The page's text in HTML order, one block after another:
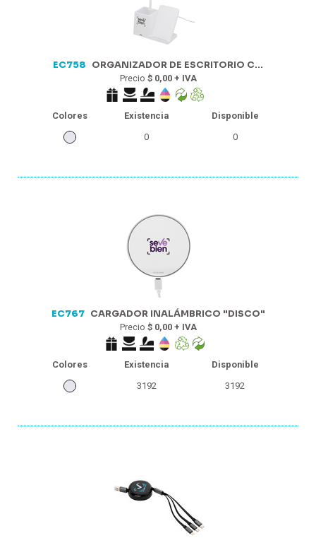
EC758 ORGANIZADOR DE ESCRITORIO C...
Precio $ 0,00 + IVA
Colores Existencia
Disponible
0
0
EC767 CARGADOR INALÁMBRICO "DISCO"
Precio $ 0,00 + IVA
Colores Existencia
Disponible
3192
3192